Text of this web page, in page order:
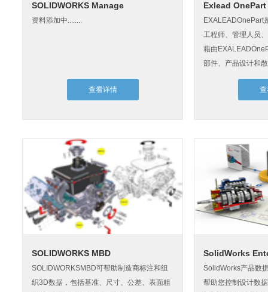
SOLIDWORKS Manage
资料添加中........
查看详情
Exlead OnePart
EXALEADOnePart
工程师、管理人员
藉由
部件、产品设计和
SOLIDWORKS MBD
SOLIDWORKSMBD可帮助制造商标注和组
织3D数据，包括基准、尺寸、公差、表面粗
SolidWorks
SolidWorks产品数
帮助您控制设计数